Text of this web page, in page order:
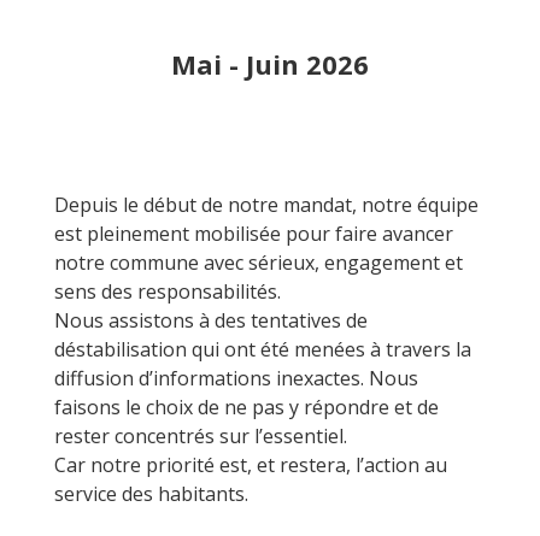
Mai - Juin 2026
Depuis le début de notre mandat, notre équipe
est pleinement mobilisée pour faire avancer
notre commune avec sérieux, engagement et
sens des responsabilités.
Nous assistons à des tentatives de
déstabilisation qui ont été menées à travers la
diffusion d’informations inexactes. Nous
faisons le choix de ne pas y répondre et de
rester concentrés sur l’essentiel.
Car notre priorité est, et restera, l’action au
service des habitants.